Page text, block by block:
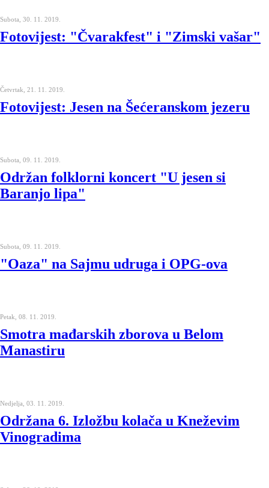
Subota, 30. 11. 2019.
Fotovijest: "Čvarakfest" i "Zimski vašar"
Četvrtak, 21. 11. 2019.
Fotovijest: Jesen na Šećeranskom jezeru
Subota, 09. 11. 2019.
Održan folklorni koncert "U jesen si
Baranjo lipa"
Subota, 09. 11. 2019.
"Oaza" na Sajmu udruga i OPG-ova
Petak, 08. 11. 2019.
Smotra mađarskih zborova u Belom
Manastiru
Nedjelja, 03. 11. 2019.
Održana 6. Izložbu kolača u Kneževim
Vinogradima